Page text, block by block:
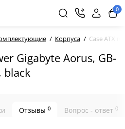
0
Корпуса Case ATX
Gigabyte Aorus, GB-
black
Отзывы 0 Вопрос - ответ 0